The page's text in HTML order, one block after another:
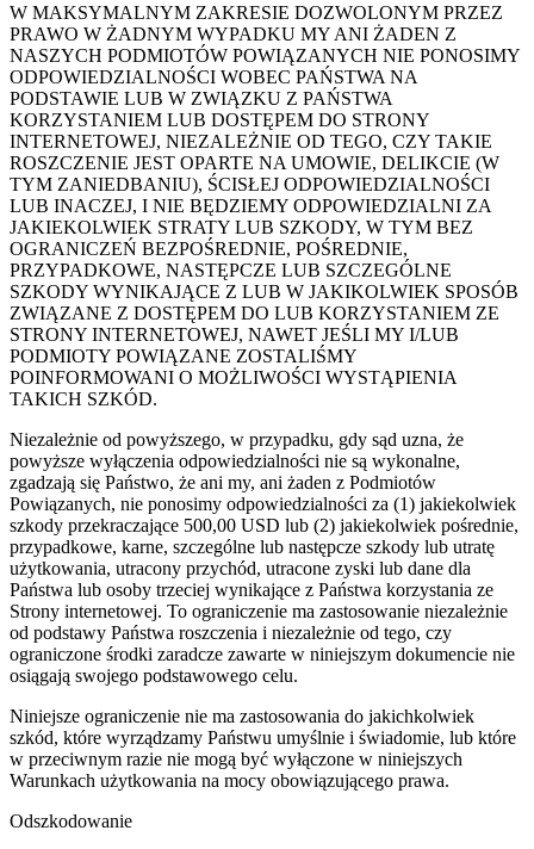
W MAKSYMALNYM ZAKRESIE DOZWOLONYM PRZEZ
PRAWO W ŻADNYM WYPADKU MY ANI ŻADEN Z
NASZYCH PODMIOTÓW POWIĄZANYCH NIE PONOSIMY
ODPOWIEDZIALNOŚCI WOBEC PAŃSTWA NA
PODSTAWIE LUB W ZWIĄZKU Z PAŃSTWA
KORZYSTANIEM LUB DOSTĘPEM DO STRONY
INTERNETOWEJ, NIEZALEŻNIE OD TEGO, CZY TAKIE
ROSZCZENIE JEST OPARTE NA UMOWIE, DELIKCIE (W
TYM ZANIEDBANIU), ŚCISŁEJ ODPOWIEDZIALNOŚCI
LUB INACZEJ, I NIE BĘDZIEMY ODPOWIEDZIALNI ZA
JAKIEKOLWIEK STRATY LUB SZKODY, W TYM BEZ
OGRANICZEŃ BEZPOŚREDNIE, POŚREDNIE,
PRZYPADKOWE, NASTĘPCZE LUB SZCZEGÓLNE
SZKODY WYNIKAJĄCE Z LUB W JAKIKOLWIEK SPOSÓB
ZWIĄZANE Z DOSTĘPEM DO LUB KORZYSTANIEM ZE
STRONY INTERNETOWEJ, NAWET JEŚLI MY I/LUB
PODMIOTY POWIĄZANE ZOSTALIŚMY
POINFORMOWANI O MOŻLIWOŚCI WYSTĄPIENIA
TAKICH SZKÓD.
Niezależnie od powyższego, w przypadku, gdy sąd uzna, że
powyższe wyłączenia odpowiedzialności nie są wykonalne,
zgadzają się Państwo, że ani my, ani żaden z Podmiotów
Powiązanych, nie ponosimy odpowiedzialności za (1) jakiekolwiek
szkody przekraczające 500,00 USD lub (2) jakiekolwiek pośrednie,
przypadkowe, karne, szczególne lub następcze szkody lub utratę
użytkowania, utracony przychód, utracone zyski lub dane dla
Państwa lub osoby trzeciej wynikające z Państwa korzystania ze
Strony internetowej. To ograniczenie ma zastosowanie niezależnie
od podstawy Państwa roszczenia i niezależnie od tego, czy
ograniczone środki zaradcze zawarte w niniejszym dokumencie nie
osiągają swojego podstawowego celu.
Niniejsze ograniczenie nie ma zastosowania do jakichkolwiek
szkód, które wyrządzamy Państwu umyślnie i świadomie, lub które
w przeciwnym razie nie mogą być wyłączone w niniejszych
Warunkach użytkowania na mocy obowiązującego prawa.
Odszkodowanie